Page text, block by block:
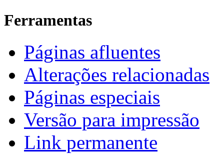
Ferramentas
Páginas afluentes
Alterações relacionadas
Páginas especiais
Versão para impressão
Link permanente